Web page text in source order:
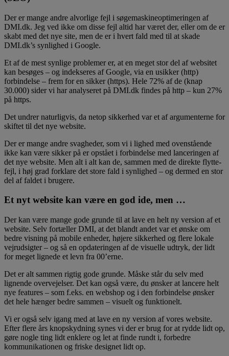
Der er mange andre alvorlige fejl i søgemaskineoptimeringen af
DMI.dk. Jeg ved ikke om disse fejl altid har været der, eller om de er
skabt med det nye site, men de er i hvert fald med til at skade
DMI.dk’s synlighed i Google.
Et af de mest synlige problemer er, at en meget stor del af websitet
kan besøges – og indekseres af Google, via en usikker (http)
forbindelse – frem for en sikker (https). Hele 72% af de (knap
30.000) sider vi har analyseret på DMI.dk findes på http – kun 27%
på https.
Det undrer naturligvis, da netop sikkerhed var et af argumenterne for
skiftet til det nye website.
Der er mange andre svagheder, som vi i lighed med ovenstående
ikke kan være sikker på er opstået i forbindelse med lanceringen af
det nye website. Men alt i alt kan de, sammen med de direkte flytte-
fejl, i høj grad forklare det store fald i synlighed – og dermed en stor
del af faldet i brugere.
Et nyt website kan være en god ide, men …
Der kan være mange gode grunde til at lave en helt ny version af et
website. Selv fortæller DMI, at det blandt andet var et ønske om
bedre visning på mobile enheder, højere sikkerhed og flere lokale
vejrudsigter – og så en opdateringen af de visuelle udtryk, der lidt
for meget lignede et levn fra 00’erne.
Det er alt sammen rigtig gode grunde. Måske står du selv med
lignende overvejelser. Det kan også være, du ønsker at lancere helt
nye features – som f.eks. en webshop og i den forbindelse ønsker
det hele hænger bedre sammen – visuelt og funktionelt.
Vi er også selv igang med at lave en ny version af vores website.
Efter flere års knopskydning synes vi der er brug for at rydde lidt op,
gøre nogle ting lidt enklere og let at finde rundt i, forbedre
kommunikationen og friske designet lidt op.